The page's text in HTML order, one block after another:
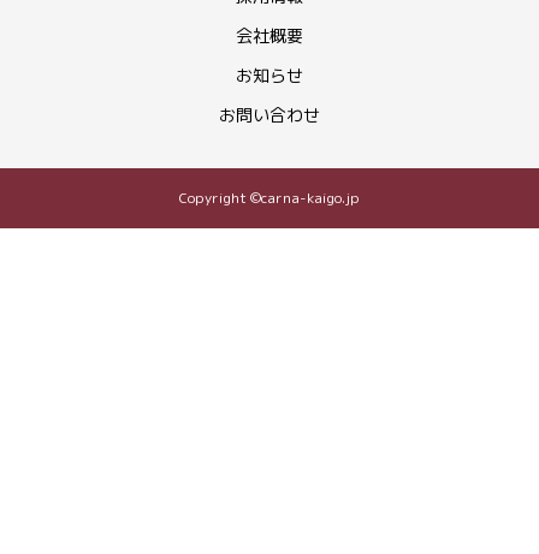
会社概要
お知らせ
お問い合わせ
Copyright ©carna-kaigo.jp